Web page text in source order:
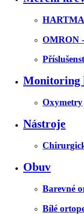
OMRON
Monitoring
Oxymetry
Nástroje
Obuv
Barevné
Bílé